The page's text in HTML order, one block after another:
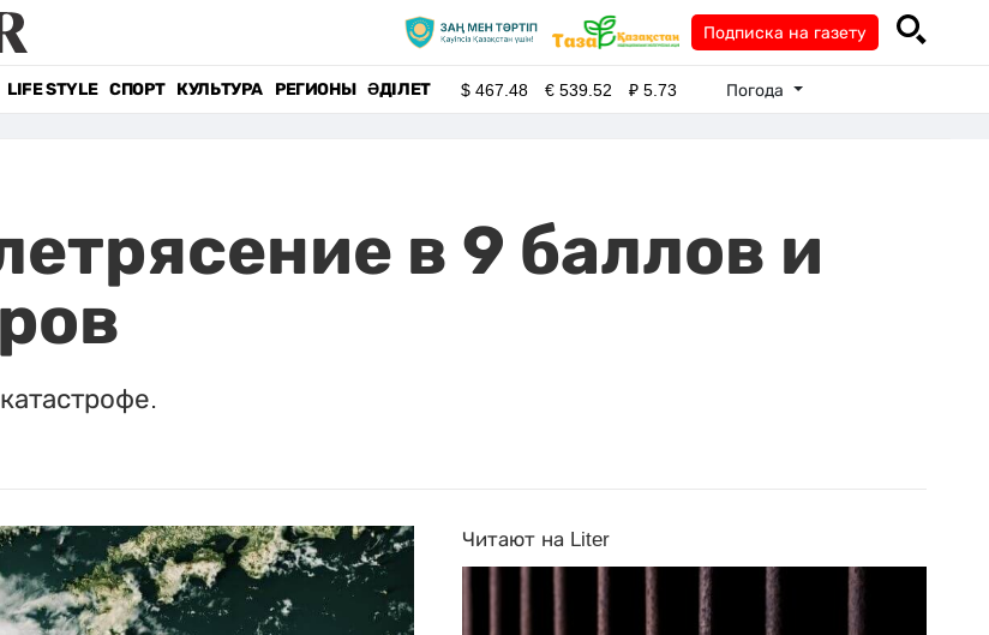
Подписка на газету
LIFE STYLE СПОРТ КУЛЬТУРА РЕГИОНЫ ӘДІЛЕТ $467.48 €539.52 ₽5.73 Погода
в 9 баллов и
Читают на Liter